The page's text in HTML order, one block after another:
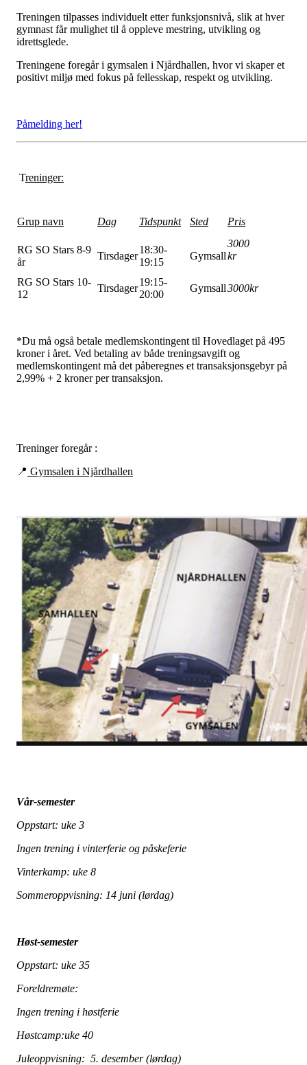
Treningen tilpasses individuelt etter funksjonsnivå, slik at hver
gymnast får mulighet til å oppleve mestring, utvikling og
idrettsglede.
Treningene foregår i gymsalen i Njårdhallen, hvor vi skaper et
positivt miljø med fokus på fellesskap, respekt og utvikling.
Påmelding her!
Treninger:
Grup navn Dag Tidspunkt Sted Pris
RG SO Stars 8-9
år
Tirsdager
18:30-
19:15
Gymsall
3000
kr
RG SO Stars 10-
12
Tirsdager
19:15-
20:00
Gymsall3000kr
*Du må også betale medlemskontingent til Hovedlaget på 495
kroner i året. Ved betaling av både treningsavgift og
medlemskontingent må det påberegnes et transaksjonsgebyr på
2,99% + 2 kroner per transaksjon.
Treninger foregår :
📍 Gymsalen i Njårdhallen
Vår-semester
Oppstart: uke 3
Ingen trening i vinterferie og påskeferie
Vinterkamp: uke 8
Sommeroppvisning: 14 juni (lørdag)
Høst-semester
Oppstart: uke 35
Foreldremøte:
Ingen trening i høstferie
Høstcamp:uke 40
Juleoppvisning: 5. desember (lørdag)